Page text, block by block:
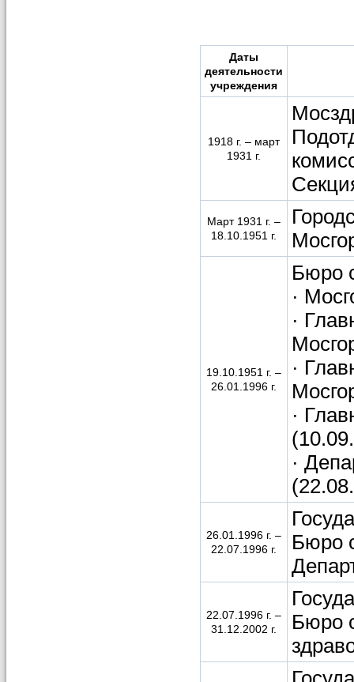
Даты
деятельности
учреждения
1918 г. – март
1931 г.
Март 1931 г. –
18.10.1951 г.
19.10.1951 г. –
26.01.1996 г.
Бюро
·
·
·
·
·
26.01.1996 г. –
22.07.1996 г.
Бюро
22.07.1996 г. –
31.12.2002 г.
Бюро